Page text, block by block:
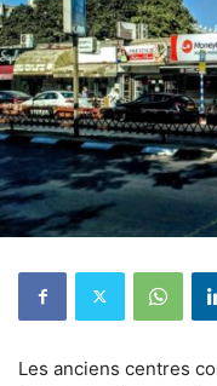
Les anciens centres